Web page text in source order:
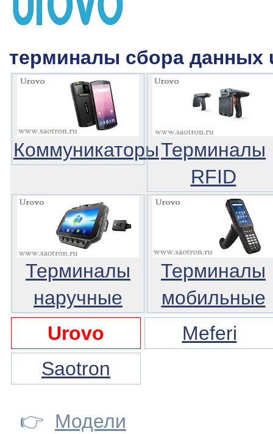
терминалы сбора данных
КоммуникаторыТерминалы
RFID
Терминалы
наручные
Терминалы
мобильные
Urovo
Meferi
Saotron
👉 Модели